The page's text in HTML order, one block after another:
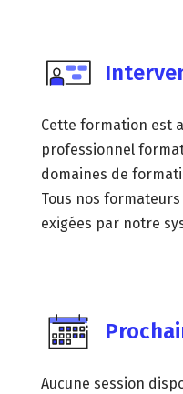
Cette formation est
professionnel
domaines de
Tous nos
exigées par notre
Aucune session